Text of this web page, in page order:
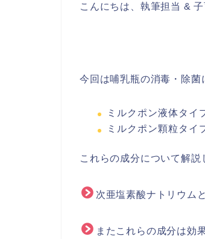
こんにちは、執筆担当 &
今回は哺乳瓶の消毒・除菌
ミルクポン液体タイ
ミルクポン顆粒タイ
これらの成分について解説
次亜塩素酸ナトリウム
またこれらの成分は効